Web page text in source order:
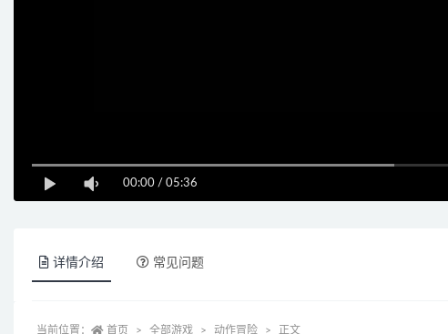
00:00 / 05:36
详情介绍 常见问题
当前位置： 首页 全部游戏 动作冒险 正文